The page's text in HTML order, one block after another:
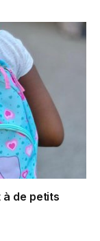
de petits